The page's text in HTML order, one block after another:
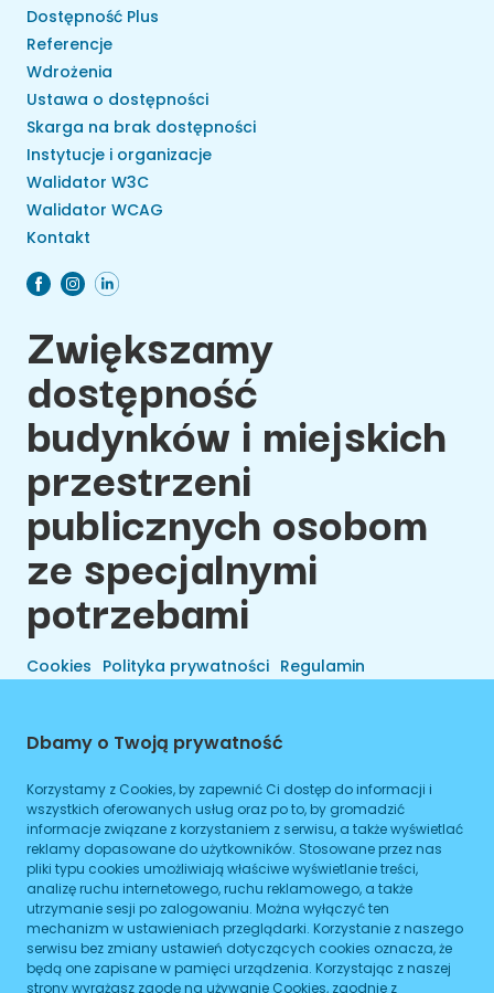
Dostępność Plus
Referencje
Wdrożenia
Ustawa o dostępności
Skarga na brak dostępności
Instytucje i organizacje
Walidator W3C
Walidator WCAG
Kontakt
Zwiększamy
dostępność
budynków i miejskich
przestrzeni
publicznych osobom
ze specjalnymi
potrzebami
Cookies Polityka prywatności Regulamin
Dbamy o Twoją prywatność
Korzystamy z Cookies, by zapewnić Ci dostęp do informacji i
wszystkich oferowanych usług oraz po to, by gromadzić
informacje związane z korzystaniem z serwisu, a także wyświetlać
reklamy dopasowane do użytkowników. Stosowane przez nas
pliki typu cookies umożliwiają właściwe wyświetlanie treści,
analizę ruchu internetowego, ruchu reklamowego, a także
utrzymanie sesji po zalogowaniu. Można wyłączyć ten
mechanizm w ustawieniach przeglądarki. Korzystanie z naszego
serwisu bez zmiany ustawień dotyczących cookies oznacza, że
będą one zapisane w pamięci urządzenia. Korzystając z naszej
strony wyrażasz zgodę na używanie Cookies, zgodnie z
Wszelkie Prawa Zastrzeżone © 2026 Preals Data.
Wykonanie
Cookies